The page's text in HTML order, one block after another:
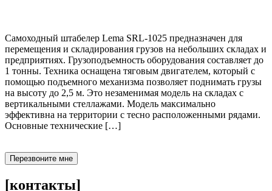
Самоходный штабелер Lema SRL-1025 предназначен для
перемещения и складирования грузов на небольших складах и
предприятиях. Грузоподъемность оборудования составляет до
1 тонны. Техника оснащена тяговым двигателем, который с
помощью подъемного механизма позволяет поднимать грузы
на высоту до 2,5 м. Это незаменимая модель на складах с
вертикальными стеллажами. Модель максимально
эффективна на территории с тесно расположенными рядами.
Основные технические […]
Перезвоните мне
[контакты]